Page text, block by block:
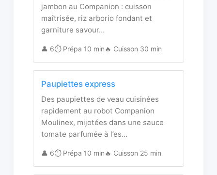
jambon au Companion : cuisson
maîtrisée, riz arborio fondant et
garniture savour…
👤 6⏱️ Prépa 10 min🔥 Cuisson 30 min
Paupiettes express
Des paupiettes de veau cuisinées
rapidement au robot Companion
Moulinex, mijotées dans une sauce
tomate parfumée à l’es…
👤 6⏱️ Prépa 10 min🔥 Cuisson 25 min